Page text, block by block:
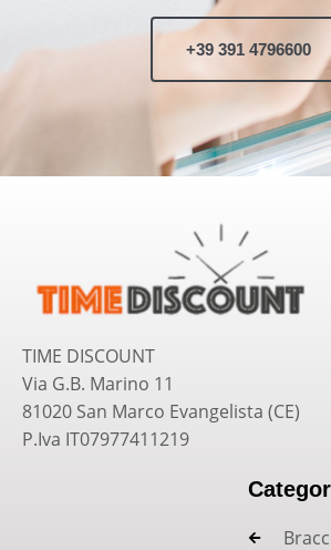
+39 391 4796600
TIME DISCOUNT
Via G.B. Marino 11
81020 San Marco Evangelista (CE)
P.Iva IT07977411219